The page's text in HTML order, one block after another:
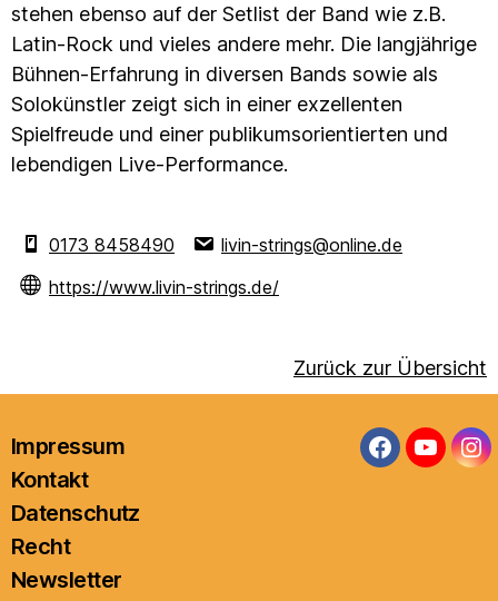
stehen ebenso auf der Setlist der Band wie z.B.
Latin-Rock und vieles andere mehr. Die langjährige
Bühnen-Erfahrung in diversen Bands sowie als
Solokünstler zeigt sich in einer exzellenten
Spielfreude und einer publikumsorientierten und
lebendigen Live-Performance.
0173 8458490
livin-strings@online.de
https://www.livin-strings.de/
Zurück zur Übersicht
Impressum
Kontakt
Datenschutz
Recht
Newsletter
Facebook